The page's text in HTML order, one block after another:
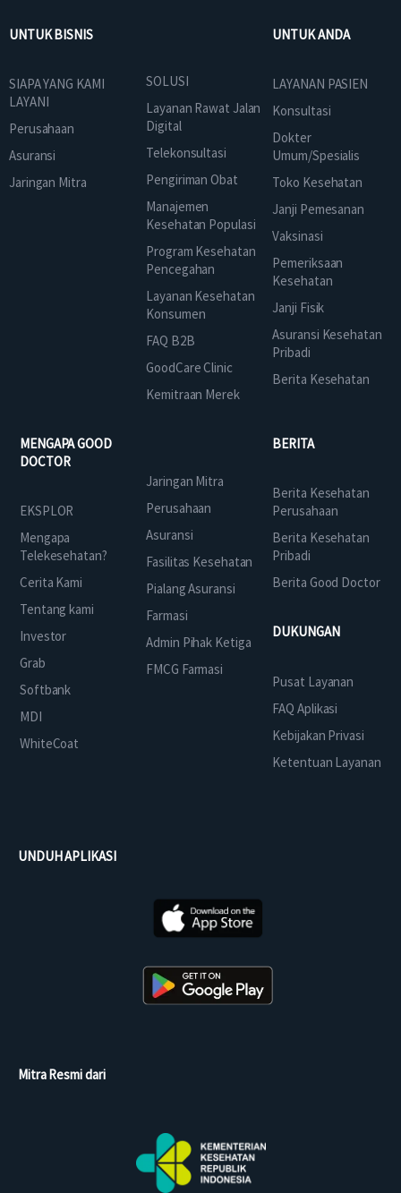
UNTUK BISNIS
SIAPA YANG KAMI
LAYANI
Perusahaan
Asuransi
Jaringan Mitra
SOLUSI
Layanan Rawat Jalan
Digital
Telekonsultasi
Pengiriman Obat
Manajemen
Kesehatan Populasi
Program Kesehatan
Pencegahan
Layanan Kesehatan
Konsumen
FAQ B2B
GoodCare Clinic
Kemitraan Merek
UNTUK ANDA
LAYANAN PASIEN
Konsultasi
Dokter
Umum/Spesialis
Toko Kesehatan
Janji Pemesanan
Vaksinasi
Pemeriksaan
Kesehatan
Janji Fisik
Asuransi Kesehatan
Pribadi
Berita Kesehatan
MENGAPA GOOD
DOCTOR
EKSPLOR
Mengapa
Telekesehatan?
Cerita Kami
Tentang kami
Investor
Grab
Softbank
MDI
WhiteCoat
Jaringan Mitra
Perusahaan
Asuransi
Fasilitas Kesehatan
Pialang Asuransi
Farmasi
Admin Pihak Ketiga
FMCG Farmasi
BERITA
Berita Kesehatan
Perusahaan
Berita Kesehatan
Pribadi
Berita Good Doctor
DUKUNGAN
Pusat Layanan
FAQ Aplikasi
Kebijakan Privasi
Ketentuan Layanan
UNDUH APLIKASI
Mitra Resmi dari